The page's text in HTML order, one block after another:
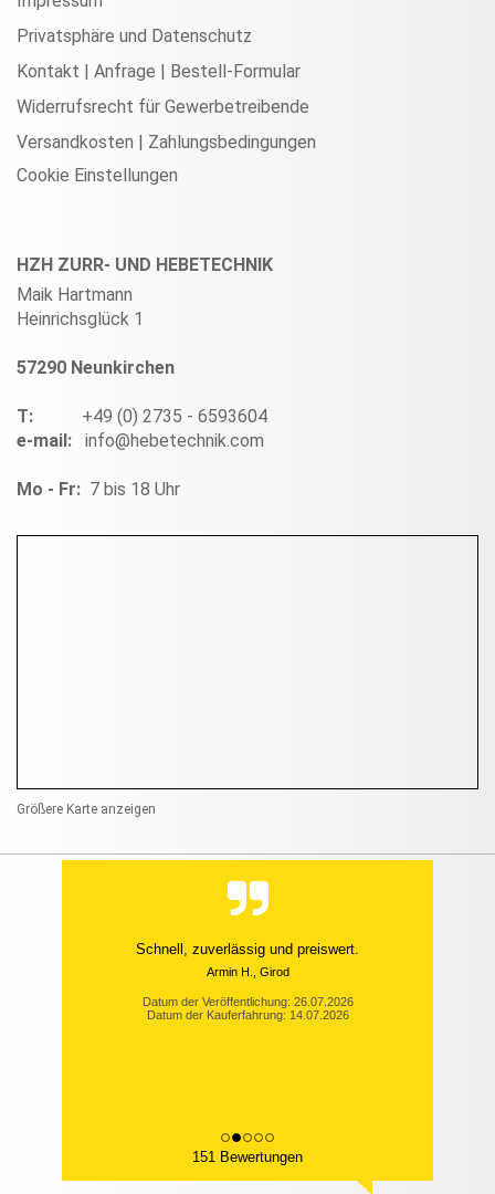
Privatsphäre und Datenschutz
Kontakt | Anfrage | Bestell-Formular
Widerrufsrecht für Gewerbetreibende
Versandkosten | Zahlungsbedingungen
Cookie Einstellungen
HZH ZURR- UND HEBETECHNIK
Maik Hartmann
Heinrichsglück 1
57290 Neunkirchen
T: +49 (0) 2735 - 6593604
e-mail: info@hebetechnik.com
Mo - Fr: 7 bis 18 Uhr
Größere Karte anzeigen
Schnell, zuverlässig und preiswert.
Armin H., Girod
Datum der Veröffentlichung: 26.07.2026
Datum der Kauferfahrung: 14.07.2026
151 Bewertungen